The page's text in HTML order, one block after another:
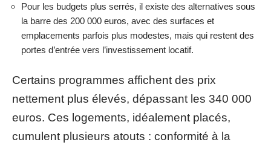
Pour les budgets plus serrés, il existe des alternatives sous
la barre des 200 000 euros, avec des surfaces et
emplacements parfois plus modestes, mais qui restent des
portes d’entrée vers l’investissement locatif.
Certains programmes affichent des prix
nettement plus élevés, dépassant les 340 000
euros. Ces logements, idéalement placés,
cumulent plusieurs atouts : conformité à la